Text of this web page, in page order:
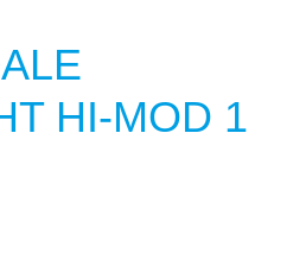
HI-MOD 1